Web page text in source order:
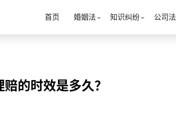
首页 婚姻法 知识纠纷 公司法
的时效是多久？